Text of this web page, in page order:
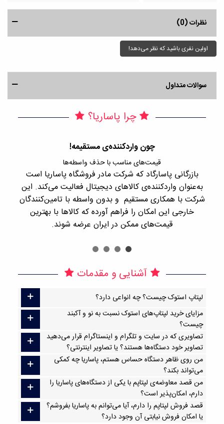
نظرات (0)
اولین نفری باشید که نظر می‌دهد!
سوالات متداول
چرا پاساریا؟
چون واردکننده‌ی مستقیمه!
قیمت‌های مناسب با حذف واسطه‌ها
بازرگانی پاسارگاد که شرکت مادر فروشگاه پاساریا است
به‌عنوان واردکننده‌ی کالاهای دیجیتال فعالیت می‌کند. این
شرکت با همکاری مستقیم و بدون واسطه با تامین‌کنندگان
خارجی این امکان را فراهم آورده که کالاها با بهترین
قیمت‌های ممکن در ایران عرضه شوند.
آشنایی و مقدمات
لپتاپ استوک چیست؟ چه انواعی دارد؟
مزایای خرید لپتاپ‌های استوک نسبت به نو و آکبند
چیست؟
تصاویری که در سایت و تلگرام و اینستاگرام قرار می‌دهید
تصاویر خود دستگاه‌ها هستند؟ یا تصاویر اینترنتی؟
من روی ظاهر دستگاه حساس هستم، پاساریا چه کمکی
می‌تواند بکند؟
من قصد معاوضه‌ی لپتاپم با یکی از دستگاه‌های پاساریا را
دارم، امکان‌پذیر است؟
قصد فروش لپتاپم را دارم، آیا می‌توانم به پاساریا بفروشم؟
یا امکان فروش نیابتی آن وجود دارد؟